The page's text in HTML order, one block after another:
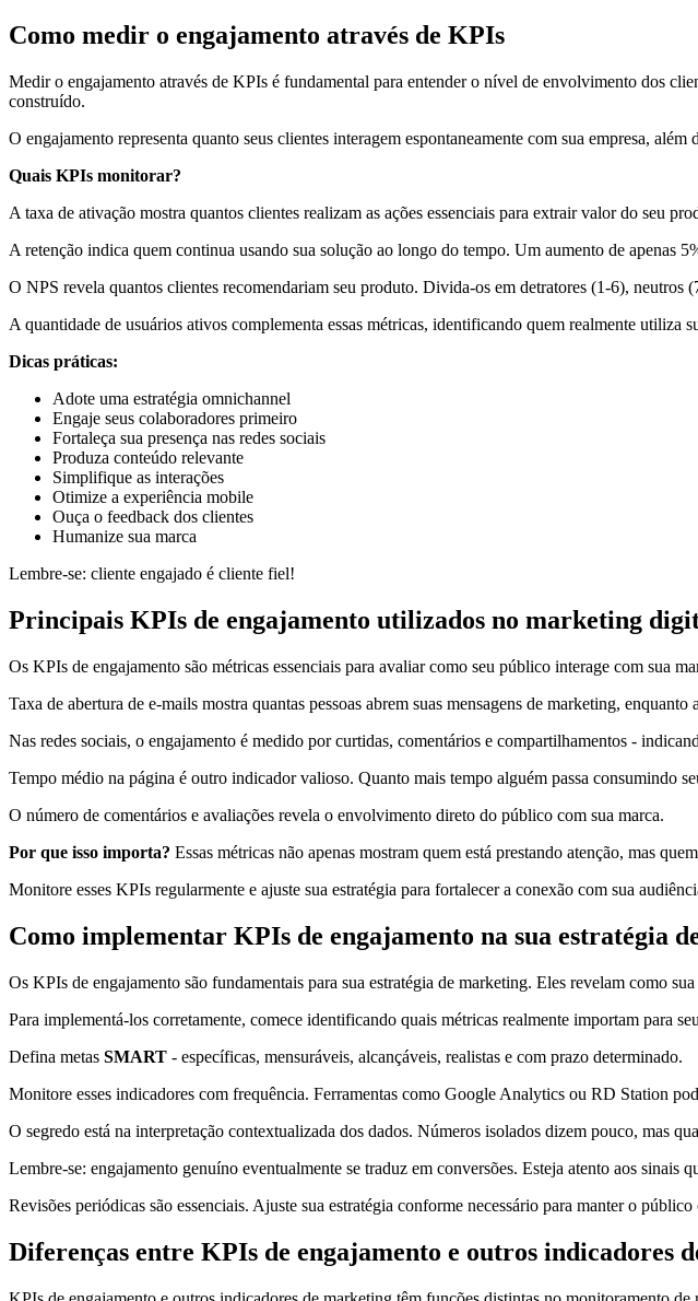
Como medir o engajamento através de KPIs
Medir o engajamento através de KPIs é fundamental para entender o nível de envolvimento dos
construído.
O engajamento representa quanto seus clientes interagem espontaneamente com sua empresa, além
Quais KPIs monitorar?
A taxa de ativação mostra quantos clientes realizam as ações essenciais para extrair valor do seu
A retenção indica quem continua usando sua solução ao longo do tempo. Um aumento de apenas
O NPS revela quantos clientes recomendariam seu produto. Divida-os em detratores (1-6), neutros
A quantidade de usuários ativos complementa essas métricas, identificando quem realmente utiliza
Dicas práticas:
Adote uma estratégia omnichannel
Engaje seus colaboradores primeiro
Fortaleça sua presença nas redes sociais
Produza conteúdo relevante
Simplifique as interações
Otimize a experiência mobile
Ouça o feedback dos clientes
Humanize sua marca
Lembre-se: cliente engajado é cliente fiel!
Principais KPIs de engajamento utilizados no marketing
Os KPIs de engajamento são métricas essenciais para avaliar como seu público interage com sua
Taxa de abertura de e-mails mostra quantas pessoas abrem suas mensagens de marketing,
Nas redes sociais, o engajamento é medido por curtidas, comentários e compartilhamentos -
Tempo médio na página é outro indicador valioso. Quanto mais tempo alguém passa consumindo
O número de comentários e avaliações revela o envolvimento direto do público com sua marca.
Por que isso importa? Essas métricas não apenas mostram quem está prestando atenção, mas
Monitore esses KPIs regularmente e ajuste sua estratégia para fortalecer a conexão com sua
Como implementar KPIs de engajamento na sua estratégia
Os KPIs de engajamento são fundamentais para sua estratégia de marketing. Eles revelam como
Para implementá-los corretamente, comece identificando quais métricas realmente importam para
Defina metas SMART - específicas, mensuráveis, alcançáveis, realistas e com prazo determinado.
Monitore esses indicadores com frequência. Ferramentas como Google Analytics ou RD Station
O segredo está na interpretação contextualizada dos dados. Números isolados dizem pouco, mas
Lembre-se: engajamento genuíno eventualmente se traduz em conversões. Esteja atento aos sinais
Revisões periódicas são essenciais. Ajuste sua estratégia conforme necessário para manter o
Diferenças entre KPIs de engajamento e outros indicadores